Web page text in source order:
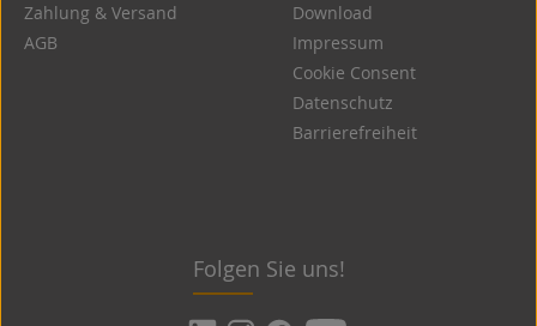
Zahlung & Versand
AGB
Download
Impressum
Cookie Consent
Datenschutz
Barrierefreiheit
Folgen Sie uns!